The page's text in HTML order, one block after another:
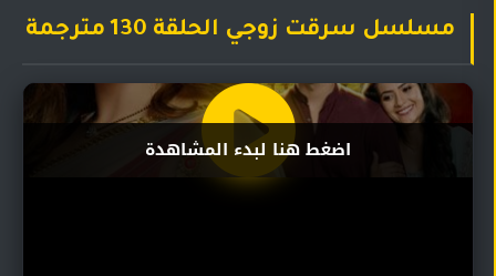
المترجمة
هندية
مدبلجة
مسلسل سرقت زوجي الحلقة 130 مترجمة
اضغط هنا لبدء المشاهدة